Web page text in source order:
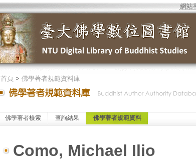
網站
首頁> 佛學著者規範資料庫
佛學著者檢索 查詢結果 佛學著者規範資料
Como, Michael Ilio